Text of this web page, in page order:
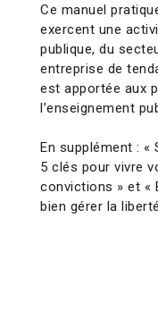
Ce manuel
exercent une
publique, du
entreprise de
est apportée aux
l’enseignement
En supplément :
5 clés pour vivre
convictions » et «
bien gérer la